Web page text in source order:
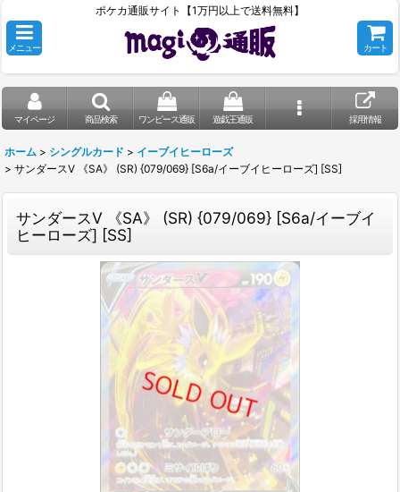
ポケカ通販サイト【1万円以上で送料無料】
メニュー カート
マイページ 商品検索 ワンピース通販 遊戯王通販 採用情報
ホーム > シングルカード > イーブイヒーローズ
> サンダースV 《SA》 (SR) {079/069} [S6a/イーブイヒーローズ] [SS]
サンダースV 《SA》 (SR) {079/069} [S6a/イーブイ
ヒーローズ] [SS]